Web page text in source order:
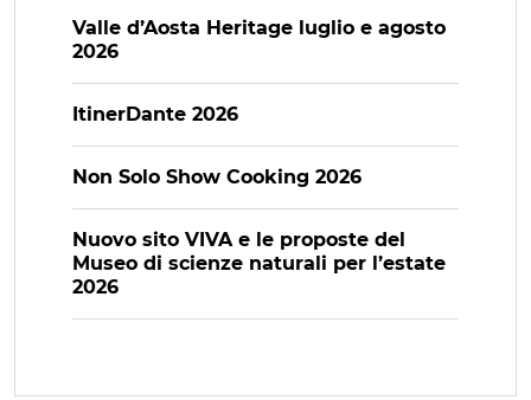
Valle d’Aosta Heritage luglio e agosto
2026
ItinerDante 2026
Non Solo Show Cooking 2026
Nuovo sito VIVA e le proposte del
Museo di scienze naturali per l’estate
2026